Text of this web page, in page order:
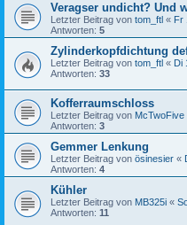
Veragser undicht? Und
Letzter Beitrag von tom_ftl « Fr
Antworten: 5
Zylinderkopfdichtung
Letzter Beitrag von tom_ftl « Di
Antworten: 33
Kofferraumschloss
Letzter Beitrag von McTwoFive
Antworten: 3
Gemmer Lenkung
Letzter Beitrag von ösinesier «
Antworten: 4
Kühler
Letzter Beitrag von MB325i «
Antworten: 11